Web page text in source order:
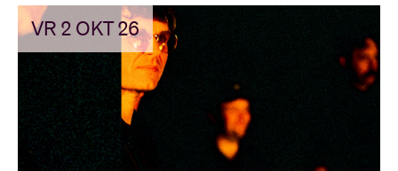
VR 2 OKT 26